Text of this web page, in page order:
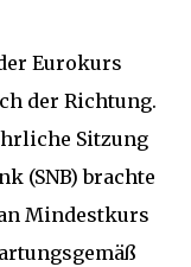
Eurokurs
der Richtung.
Sitzung
(SNB) brachte
Mindestkurs